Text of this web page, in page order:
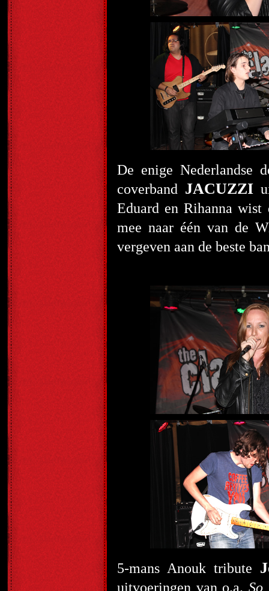
De enige Nederlandse
coverband JACUZZI
Eduard en Rihanna
mee naar één van de
vergeven aan de beste
5-mans Anouk tribute
uitvoeringen van o.a. So